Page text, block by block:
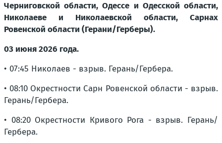
Черниговской области, Одессе и Одесской области,
Николаеве и Николаевской области, Сарнах
Ровенской области (Герани/Герберы).
03 июня 2026 года.
• 07:45 Николаев - взрыв. Герань/Гербера.
• 08:10 Окрестности Сарн Ровенской области - взрыв.
Герань/Гербера.
• 08:20 Окрестности Кривого Рога - взрыв. Герань/
Гербера.